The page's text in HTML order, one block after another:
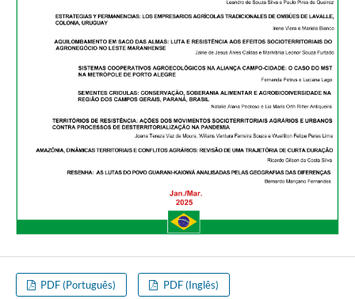
PDF (Português) PDF (Inglês)